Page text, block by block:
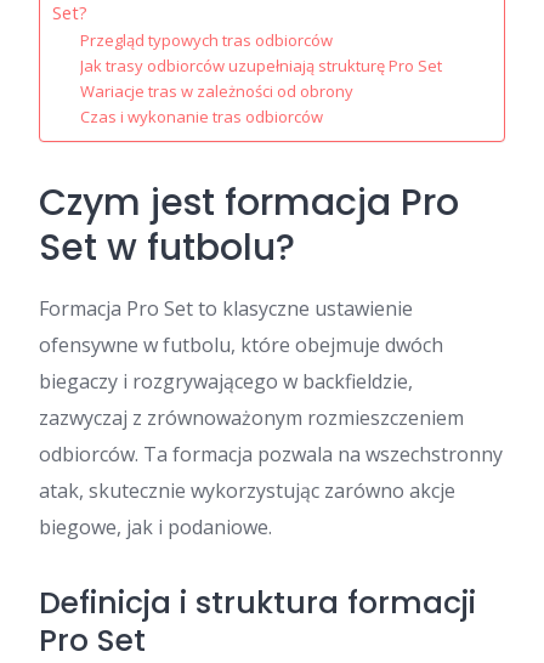
Set?
Przegląd typowych tras odbiorców
Jak trasy odbiorców uzupełniają strukturę Pro Set
Wariacje tras w zależności od obrony
Czas i wykonanie tras odbiorców
Czym jest formacja Pro
Set w futbolu?
Formacja Pro Set to klasyczne ustawienie
ofensywne w futbolu, które obejmuje dwóch
biegaczy i rozgrywającego w backfieldzie,
zazwyczaj z zrównoważonym rozmieszczeniem
odbiorców. Ta formacja pozwala na wszechstronny
atak, skutecznie wykorzystując zarówno akcje
biegowe, jak i podaniowe.
Definicja i struktura formacji
Pro Set